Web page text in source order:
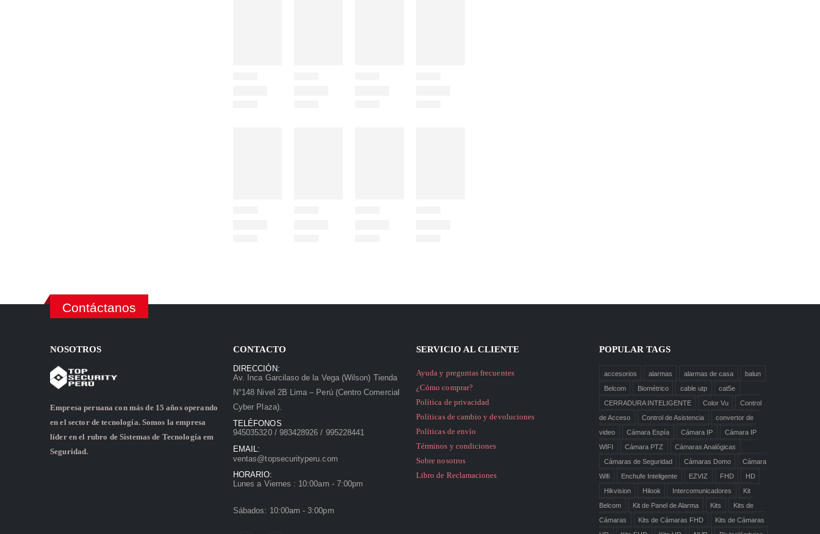
Contáctanos
NOSOTROS
Empresa peruana con más de 15 años operando
en el sector de tecnología. Somos la empresa
líder en el rubro de Sistemas de Tecnología em
Seguridad.
CONTACTO
DIRECCIÓN:
Av. Inca Garcilaso de la Vega (Wilson) Tienda
N°148 Nivel 2B Lima – Perú (Centro Comercial
Cyber Plaza).
TELÉFONOS
945035320 / 983428926 / 995228441
EMAIL:
ventas@topsecurityperu.com
HORARIO:
Lunes a Viernes : 10:00am - 7:00pm
Sábados: 10:00am - 3:00pm
SERVICIO AL CLIENTE
Ayuda y preguntas frecuentes
¿Cómo comprar?
Política de privacidad
Políticas de cambio y devoluciones
Políticas de envío
Términos y condiciones
Sobre nosotros
Libro de Reclamaciones
POPULAR TAGS
accesorios alarmas alarmas de casa
balun
Belcom
Biométrico cable utp
cat5e
CERRADURA INTELIGENTE
Color Vu
Control
de Acceso
Control de Asistencia
convertor de
video
Cámara Espía Cámara IP
Cámara IP
WIFI
Cámara PTZ
Cámaras Analógicas
Cámaras de Seguridad
Cámaras Domo
Cámara
Wifi
Enchufe Inteligente EZVIZ FHD
HD
Hikvision
Hilook Intercomunicadores
Kit
Belcom
Kit de Panel de Alarma Kits
Kits de
Cámaras
Kits de Cámaras FHD
Kits de Cámaras